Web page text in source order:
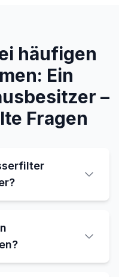
häufigen
Ein
–
Fragen